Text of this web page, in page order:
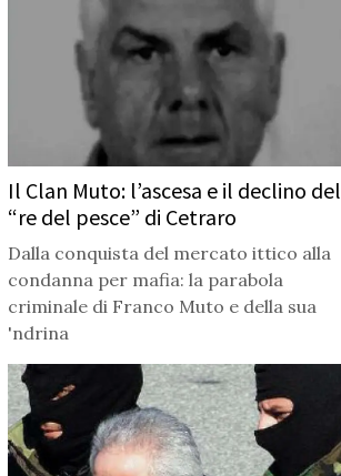
Il Clan Muto: l’ascesa e il declino del
“re del pesce” di Cetraro
Dalla conquista del mercato ittico alla
condanna per mafia: la parabola
criminale di Franco Muto e della sua
'ndrina